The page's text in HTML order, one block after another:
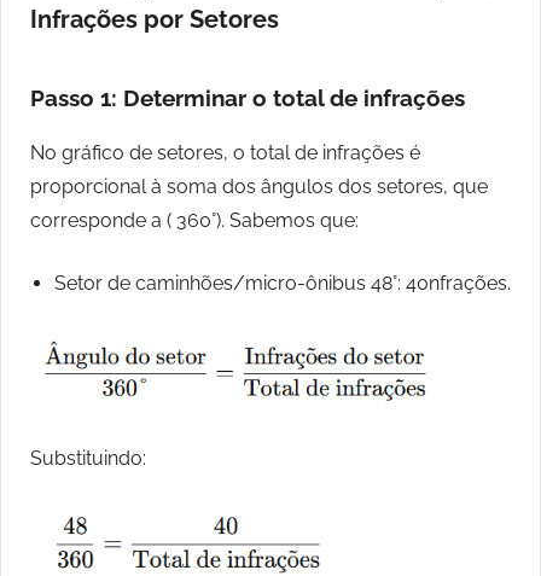
Infrações por Setores
Passo 1: Determinar o total de infrações
No gráfico de setores, o total de infrações é
proporcional à soma dos ângulos dos setores, que
corresponde a ( 360°). Sabemos que:
Setor de caminhões/micro-ônibus 48°: 40nfrações.
Substituindo: